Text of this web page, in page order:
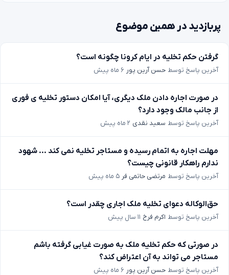
پربازدید در همین موضوع
گرفتن حکم تخلیه در ایام کرونا چگونه است؟
آخرین پاسخ توسط حسن آرین پور ۶ ماه پیش
در صورت اجاره دادن ملک دیگری، آیا امکان دستور تخلیه ی فوری
از جانب مالک وجود دارد؟
آخرین پاسخ توسط سعید نقدی ۲ ماه پیش
مهلت اجاره به اتمام رسیده و مستاجر تخلیه نمی کند ... شهود
ندارم راهکار قانونی چیست؟
آخرین پاسخ توسط مرتضی حاتمی فر ۵ ماه پیش
حق‌الوکاله دعوای تخلیه ملک اجاری چقدر است؟
آخرین پاسخ توسط اکرم فرخ ۱۱ سال پیش
در صورتی که حکم تخلیه ملک به صورت غیابی گرفته باشم
مستاجر می تواند به آن اعتراض کند؟
آخرین پاسخ توسط حسن آرین پور ۶ ماه پیش